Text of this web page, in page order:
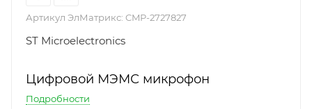
Артикул ЭлМатрикс: CMP-2727827
ST Microelectronics
Цифровой МЭМС микрофон
Подробности